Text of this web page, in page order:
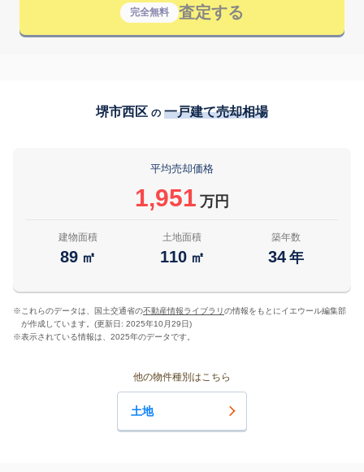
完全無料 査定する
堺市西区 の 一戸建て売却相場
平均売却価格
1,951 万円
建物面積
89 ㎡
土地面積
110 ㎡
築年数
34 年
※ これらのデータは、国土交通省の不動産情報ライブラリの情報をもとにイエウール編集部
が作成しています。(更新日: 2025年10月29日)
※表示されている情報は、2025年のデータです。
他の物件種別はこちら
土地